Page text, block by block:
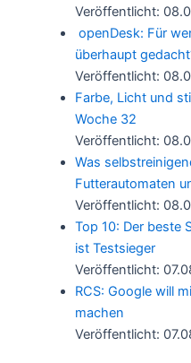
Veröffentlicht:
openDesk: Für
überhaupt
Veröffentlicht:
Farbe, Licht und
Woche 32
Veröffentlicht:
Was
Futterautomaten
Veröffentlicht:
Top 10: Der beste
ist Testsieger
Veröffentlicht:
RCS: Google will
machen
Veröffentlicht: